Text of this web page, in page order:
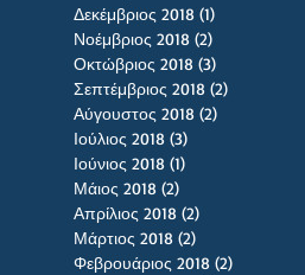
Δεκέμβριος 2018 (1)
Νοέμβριος 2018 (2)
Οκτώβριος 2018 (3)
Σεπτέμβριος 2018 (2)
Αύγουστος 2018 (2)
Ιούλιος 2018 (3)
Ιούνιος 2018 (1)
Μάιος 2018 (2)
Απρίλιος 2018 (2)
Μάρτιος 2018 (2)
Φεβρουάριος 2018 (2)